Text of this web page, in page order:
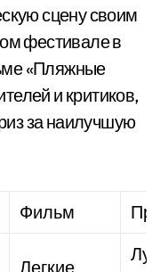
сцену своим
фестивале в
«Пляжные
и критиков,
за наилучшую
Фильм
Легкие